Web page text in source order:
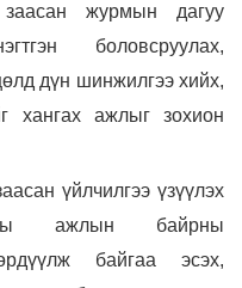
заасан журмын дагуу
боловсруулах,
дүн шинжилгээ хийх,
хангах ажлыг зохион
үйлчилгээ үзүүлэх
ажлын байрны
байгаа эсэх,